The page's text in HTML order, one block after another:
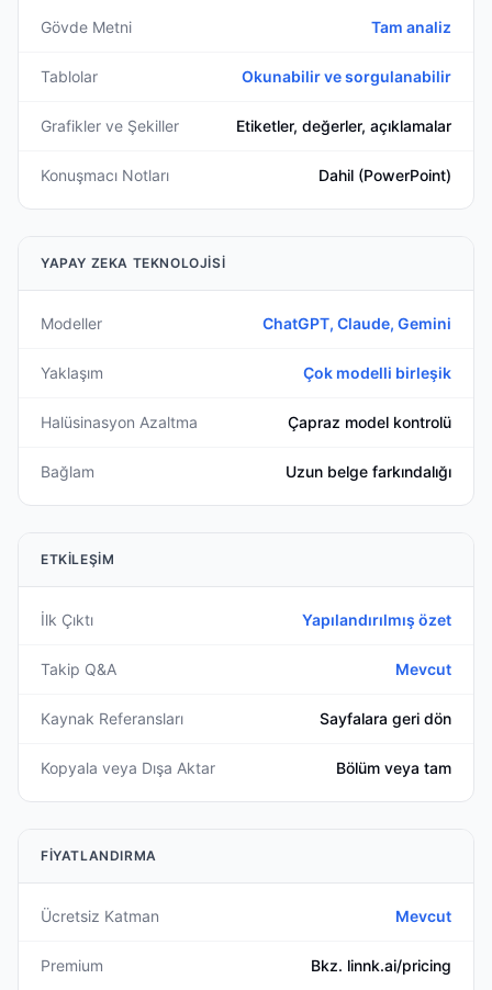
Gövde Metni Tam analiz
Tablolar Okunabilir ve sorgulanabilir
Grafikler ve Şekiller Etiketler, değerler, açıklamalar
Konuşmacı Notları Dahil (PowerPoint)
YAPAY ZEKA TEKNOLOJISI
Modeller ChatGPT, Claude, Gemini
Yaklaşım Çok modelli birleşik
Halüsinasyon Azaltma Çapraz model kontrolü
Bağlam Uzun belge farkındalığı
ETKILEŞIM
İlk Çıktı Yapılandırılmış özet
Takip Q&A Mevcut
Kaynak Referansları Sayfalara geri dön
Kopyala veya Dışa Aktar Bölüm veya tam
FIYATLANDIRMA
Ücretsiz Katman Mevcut
Premium Bkz. linnk.ai/pricing